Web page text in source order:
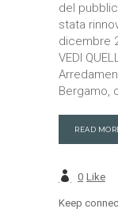
del
stata
dicembre
VEDI
Bergamo,
READ
0 Like
Keep